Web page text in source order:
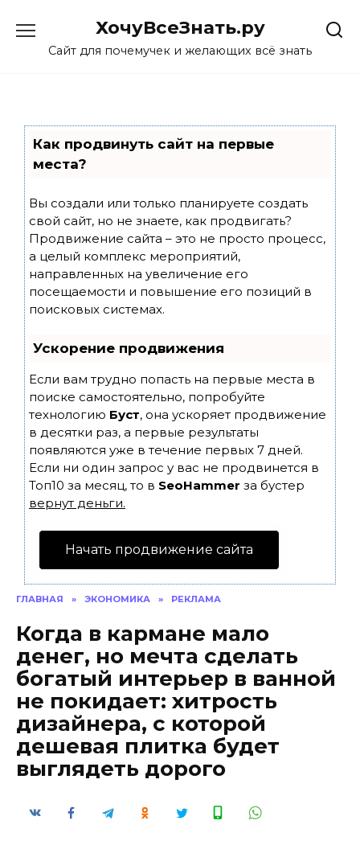
content
ХочуВсеЗнать.ру
Сайт для почемучек и желающих всё знать
Как продвинуть сайт на первые
места?
Вы создали или только планируете создать
свой сайт, но не знаете, как продвигать?
Продвижение сайта – это не просто процесс,
а целый комплекс мероприятий,
направленных на увеличение его
посещаемости и повышение его позиций в
поисковых системах.
Ускорение продвижения
Если вам трудно попасть на первые места в
поиске самостоятельно, попробуйте
технологию Буст, она ускоряет продвижение
в десятки раз, а первые результаты
появляются уже в течение первых 7 дней.
Если ни один запрос у вас не продвинется в
Топ10 за месяц, то в SeoHammer за бустер
вернут деньги.
Начать продвижение сайта
ГЛАВНАЯ » ЭКОНОМИКА » РЕКЛАМА
Когда в кармане мало
денег, но мечта сделать
богатый интерьер в ванной
не покидает: хитрость
дизайнера, с которой
дешевая плитка будет
выглядеть дорого